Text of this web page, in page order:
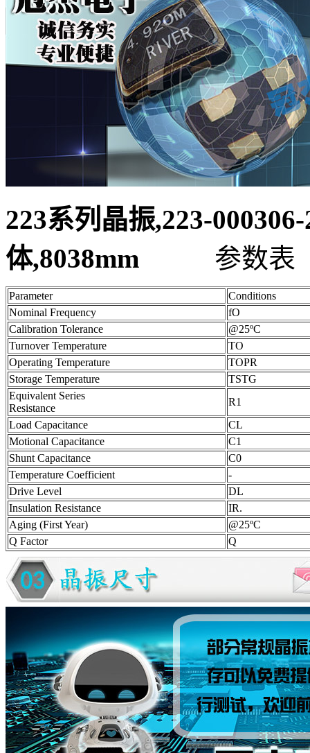
223系列晶振,223-
体,8038mm
参数表
Parameter
Conditions
Nominal Frequency
fO
Calibration Tolerance
@25ºC
Turnover Temperature
TO
Operating Temperature
TOPR
Storage Temperature
TSTG
Equivalent Series
Resistance
R1
Load Capacitance
CL
Motional Capacitance
C1
Shunt Capacitance
C0
Temperature Coefficient
-
Drive Level
DL
Insulation Resistance
IR.
Aging (First Year)
@25ºC
Q Factor
Q